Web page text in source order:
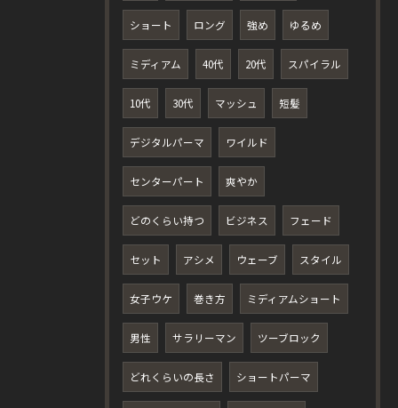
ショート ロング 強め ゆるめ
ミディアム 40代 20代 スパイラル
10代 30代 マッシュ 短髪
デジタルパーマ ワイルド
センターパート 爽やか
どのくらい持つ ビジネス フェード
セット アシメ ウェーブ スタイル
女子ウケ 巻き方 ミディアムショート
男性 サラリーマン ツーブロック
どれくらいの長さ ショートパーマ